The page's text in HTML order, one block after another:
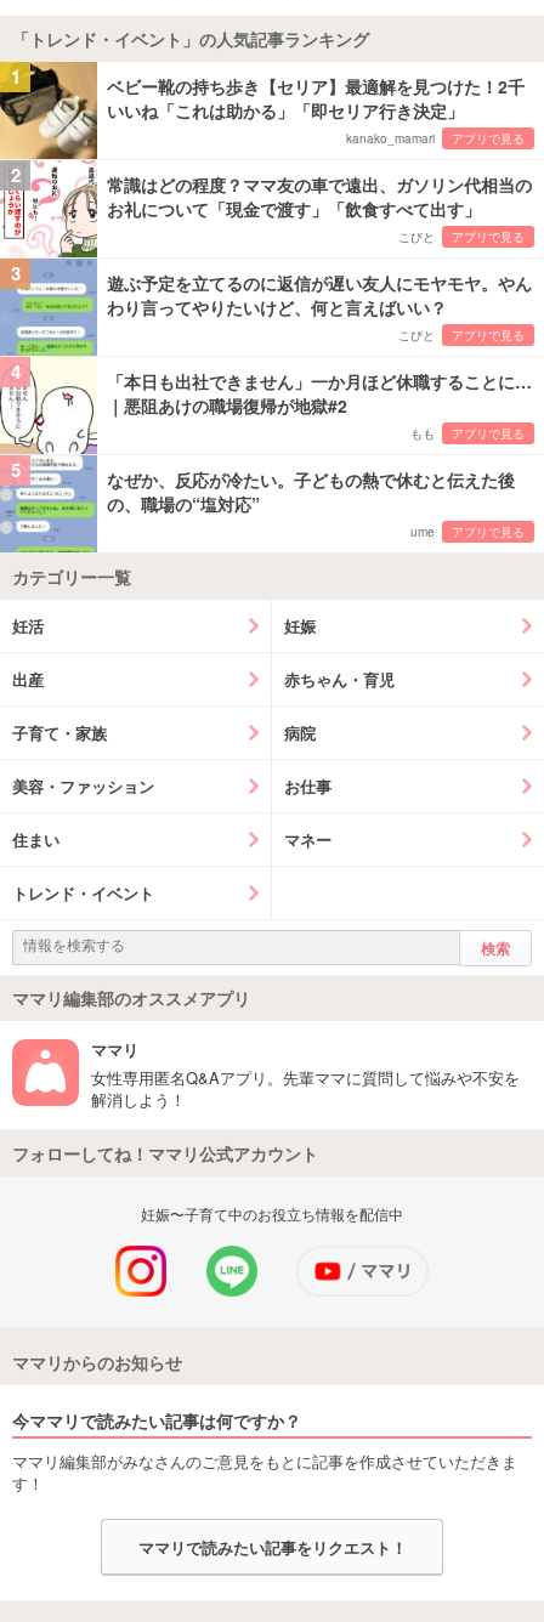
「トレンド・イベント」の人気記事ランキング
1
ベビー靴の持ち歩き【セリア】最適解を見つけた！2千
いいね「これは助かる」「即セリア行き決定」
kanako_mamari アプリで見る
2
常識はどの程度？ママ友の車で遠出、ガソリン代相当の
お礼について「現金で渡す」「飲食すべて出す」
こびと アプリで見る
3
遊ぶ予定を立てるのに返信が遅い友人にモヤモヤ。やん
わり言ってやりたいけど、何と言えばいい？
こびと アプリで見る
4
「本日も出社できません」一か月ほど休職することに…
｜悪阻あけの職場復帰が地獄#2
もも アプリで見る
5
なぜか、反応が冷たい。子どもの熱で休むと伝えた後
の、職場の“塩対応”
ume アプリで見る
カテゴリー一覧
妊活 妊娠
出産 赤ちゃん・育児
子育て・家族 病院
美容・ファッション お仕事
住まい マネー
トレンド・イベント
ママリ編集部のオススメアプリ
ママリ
女性専用匿名Q&Aアプリ。先輩ママに質問して悩みや不安を
解消しよう！
フォローしてね！ママリ公式アカウント
妊娠〜子育て中のお役立ち情報を配信中
ママリからのお知らせ
今ママリで読みたい記事は何ですか？
ママリ編集部がみなさんのご意見をもとに記事を作成させていただきま
す！
ママリで読みたい記事をリクエスト！